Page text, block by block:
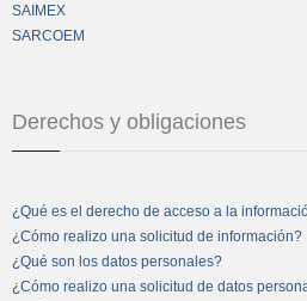
SAIMEX
SARCOEM
Derechos y obligaciones
¿Qué es el derecho de acceso a la
¿Cómo realizo una solicitud de información?
¿Qué son los datos personales?
¿Cómo realizo una solicitud de datos